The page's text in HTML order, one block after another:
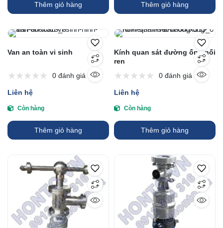
Thêm giỏ hàng Thêm giỏ hàng
Van an toàn vi sinh
0 đánh giá
Liên hệ
Còn hàng
Thêm giỏ hàng
Kính quan sát đường ống nối
ren
0 đánh giá
Liên hệ
Còn hàng
Thêm giỏ hàng